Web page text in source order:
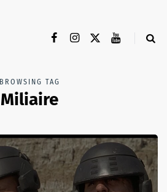
BROWSING TAG
Miliaire